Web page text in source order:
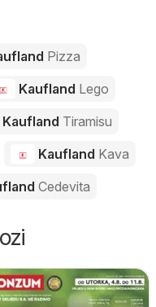
Pizza
Kaufland Lego
Kaufland Tiramisu
Kaufland Kava
Cedevita